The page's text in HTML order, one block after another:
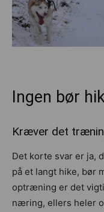
Ingen bør
Kræver det
Det korte svar er ja,
på et langt hike, bør
optræning er det
næring, ellers heler